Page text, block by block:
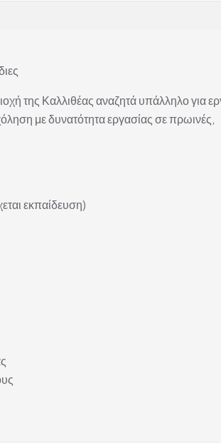
της Καλλιθέας αναζητά υπάλληλο για
με δυνατότητα εργασίας σε πρωινές,
εκπαίδευση)